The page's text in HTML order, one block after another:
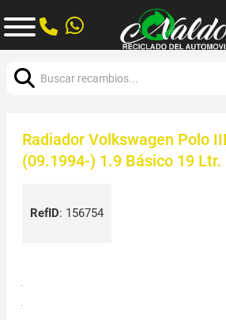
Radiador Volkswagen Polo
(09.1994-) 1.9 Básico 19
RefID: 156754